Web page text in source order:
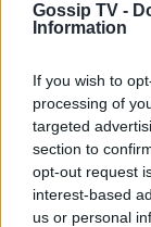
Gossip TV -
Information
If you wish to
processing of
targeted
section to
opt-out request
interest-based
us or personal
Η μικρή
το
13:58 @04-08-